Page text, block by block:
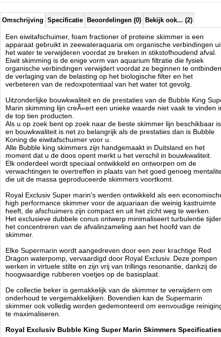
te maximaliseren.
Royal Exclusiv Bubble King Super Marin Skimmers Specificaties:
Alle buizen of GS-Plexiglasrohr (acryl) met een dikte 4-6 mm
Zuurstof partitie plaat op de bodem - injectie pan met conische
teller geboorde gaten voor duidelijke turbulentie verminderen.
Skimmer flotaat beker met een hand oplosbare, CNC-gedraaide
schroef aansluiting en 2,5 mm siliconen afdichting, volledig
afgesloten.
De hoogte tot het eruit schroeven is slechts 20 mm.
water in de skimmer.
Nozzle en akoestische golven ontkoppelen systeem.
Weinig onderhoud omdat allen het mondstuk wordt bevestigd.
Royal Exclusive Super Marin 300 Intern:
voor aquaria van 1.500 liter - 4.000 liter
3.500 l / h Air - 5.000 l / h Water = 1 Pomp (Bubble King) MiniBK
1500 en 1 Pomp (Bubble King) BK 2000.
Bodemplaat: 32 cm x 32 cm / hoogte ~ 60 cm.
Debiet: 1.500 l / h Luchtinlaat ~ 2.000 l / h Water inlaat.
Wattage - actief vermogen: P = 58 Watt / h.
Bedrijfsspanning: 230 Volt 50 Hz.
Beschermingsklasse: IP 68
Water level: ~180mm tot ~230mm
Gewicht skimmer: 18 kg inclusief pomp.
lengte / ~ 600 mm hoogte
Afmeting skimmer met pomp (90 ÃÂ° naar buis koppel): 550
mm breed / 600 mm lengte / ~ 600 mm hoogte
Afmeting skimmer met pomp (vergeleken met buis koppel): 620
mm breed / 530 mm lengte / ~ 600 mm hoogte
Bij reparaties aan pompen wordt altijd Euro 35,00 onderzoekskosten in
rekening gebracht door Royal Exclusive die bij opdracht tot reparatie in
mindering gebracht worden op de rekening!
Omschrijving Specificatie Beoordelingen (0) Bekijk ook... (2)
Een eiwitafschuimer, foam fractioner of proteine skimmer is een
apparaat gebruikt in zeewateraquaria om organische verbindingen
het water te verwijderen voordat ze breken in stikstofhoudend afval.
Eiwit skimming is de enige vorm van aquarium filtratie die fysiek
organische verbindingen verwijdert voordat ze beginnen te
de verlaging van de belasting op het biologische filter en het
verbeteren van de redoxpotentiaal van het water tot gevolg.
Uitzonderlijke bouwkwaliteit en de prestaties van de Bubble King
Marin skimming lijn creÃ«ert een unieke waarde niet vaak te vinden
de top tien producten.
Als u op zoek bent op zoek naar de beste skimmer lijn beschikbaar is
en bouwkwaliteit is net zo belangrijk als de prestaties dan is Bubble
Koning de eiwitafschuimer voor u.
Alle Bubble king skimmers zijn handgemaakt in Duitsland en het
moment dat u de doos opent merkt u het verschil in bouwkwaliteit.
Elk onderdeel wordt speciaal ontwikkeld en ontworpen om de
verwachtingen te overtreffen in plaats van het goed genoeg
die uit de massa geproduceerde skimmers voortkomt.
Royal Exclusiv Super marin's werden ontwikkeld als een
high performance skimmer voor de aquariaan die weinig kastruimte
heeft, de afschuimers zijn compact en uit het zicht weg te werken.
Het exclusieve dubbele conus ontwerp minimaliseert turbulentie
het concentreren van de afvalinzameling aan het hoofd van de
skimmer.
Elke Supermarin wordt aangedreven door een zeer krachtige Red
Dragon waterpomp, vervaardigd door Royal Exclusiv. Deze pompen
werken in virtuele stilte en zijn vrij van trillings resonantie, dankzij de
hoogwaardige rubberen voetjes op de basisplaat.
De collectie beker is gemakkelijk van de skimmer te verwijdern om
onderhoud te vergemakkelijken. Bovendien kan de Supermarin
skimmer ook volledig worden gedemonteerd om eenvoudige
te maximaliseren.
Royal Exclusiv Bubble King Super Marin Skimmers